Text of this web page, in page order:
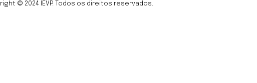
© 2024 IEVP. Todos os direitos reservados.